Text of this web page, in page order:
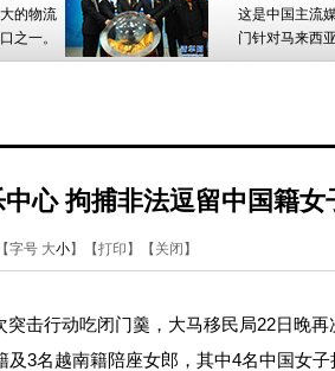
的物流
之一。
这是中国主流
门针对马来西
心 拘捕非法逗留中国籍女
【字号 大小】【打印 】【 关闭 】
击行动吃闭门羹，大马移民局22日晚再
3名越南籍陪座女郎，其中4名中国女子